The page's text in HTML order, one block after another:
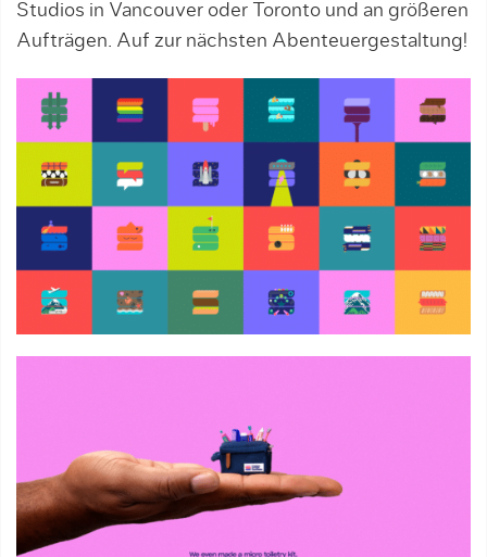
Studios in Vancouver oder Toronto und an größeren
Aufträgen. Auf zur nächsten Abenteuergestaltung!